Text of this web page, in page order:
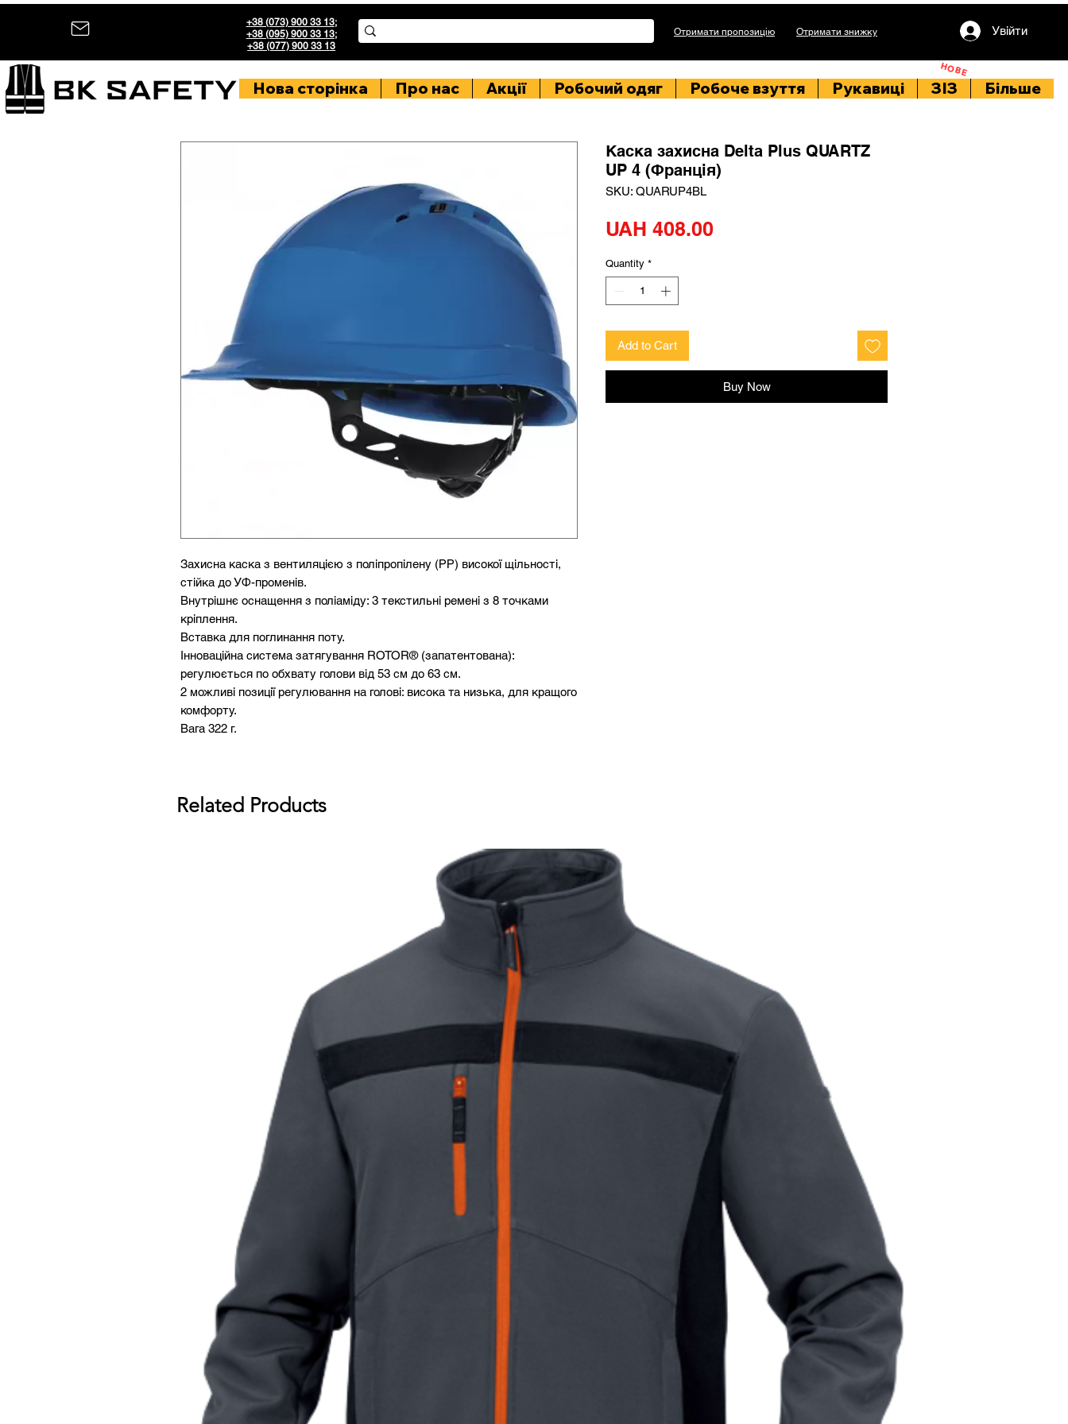
+38 (073) 900 33 13;
+38 (095) 900 33 13;
+38 (077) 900 33 13
Отримати пропозицію Отримати знижку Увійти
НОВЕ
Нова сторінка Про нас Акції Робочий одяг Робоче взуття Рукавиці ЗІЗ Більше
Захисна каска з вентиляцією з поліпропілену (РР) високої щільності,
стійка до УФ-променів.
Внутрішнє оснащення з поліаміду: 3 текстильні ремені з 8 точками
кріплення.
Вставка для поглинання поту.
Інноваційна система затягування ROTOR® (запатентована):
регулюється по обхвату голови від 53 см до 63 см.
2 можливі позиції регулювання на голові: висока та низька, для кращого
комфорту.
Вага 322 г.
Каска захисна Delta Plus QUARTZ
UP 4 (Франція)
SKU: QUARUP4BL
UAH 408.00
Quantity *
Add to Cart
Buy Now
Related Products